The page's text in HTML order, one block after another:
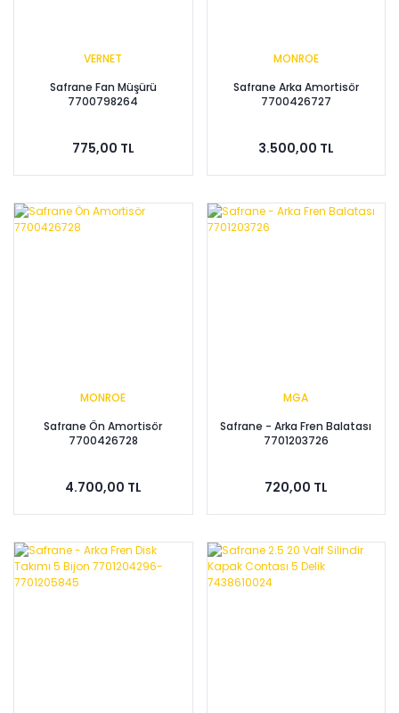
VERNET
Safrane Fan Müşürü
7700798264
775,00 TL
MONROE
Safrane Arka Amortisör
7700426727
3.500,00 TL
MONROE
Safrane Ön Amortisör
7700426728
4.700,00 TL
MGA
Safrane - Arka Fren Balatası
7701203726
720,00 TL